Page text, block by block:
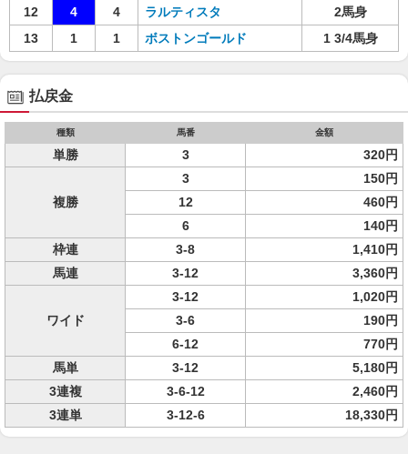
12
4 4 ラルティスタ
2馬身
13
1 1 ボストンゴールド 1 3/4馬身
払戻金
種類 馬番 金額
単勝 3 320円
複勝
3
150円
12
460円
6
140円
枠連
3-8
1,410円
馬連
3-12 3,360円
ワイド
3-12
1,020円
3-6
190円
6-12
770円
馬単
3-12
5,180円
3連複
3-6-12
2,460円
3連単
3-12-6 18,330円